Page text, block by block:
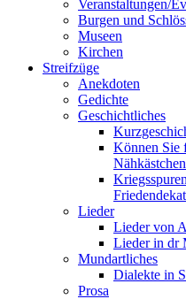
Veranstaltungen/
Burgen und
Museen
Kirchen
Streifzüge
Anekdoten
Gedichte
Geschichtliches
Können Sie
Lieder
Lieder von
Lieder in dr
Mundartliches
Dialekte in
Prosa